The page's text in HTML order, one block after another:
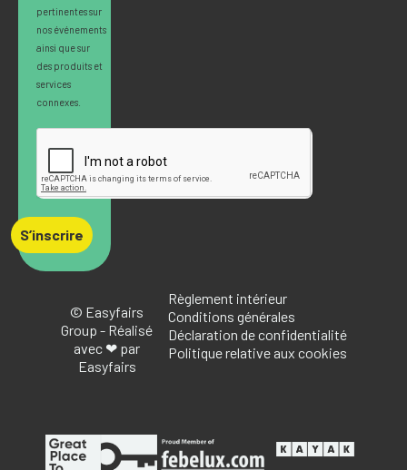
pertinentes sur
nos événements
ainsi que sur
des produits et
services
connexes.
S’inscrire
© Easyfairs
Group - Réalisé
avec ❤ par
Easyfairs
Règlement intérieur
Conditions générales
Déclaration de confidentialité
Politique relative aux cookies